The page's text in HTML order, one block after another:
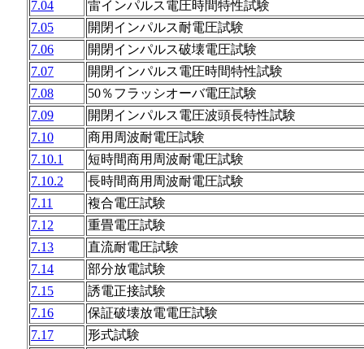
7.04
雷インパルス電圧時間特性試験
7.05
開閉インパルス耐電圧試験
7.06
開閉インパルス破壊電圧試験
7.07
開閉インパルス電圧時間特性試験
7.08
50％フラッシオーバ電圧試験
7.09
開閉インパルス電圧波頭長特性試験
7.10
商用周波耐電圧試験
7.10.1
短時間商用周波耐電圧試験
7.10.2
長時間商用周波耐電圧試験
7.11
複合電圧試験
7.12
重畳電圧試験
7.13
直流耐電圧試験
7.14
部分放電試験
7.15
誘電正接試験
7.16
保証破壊放電電圧試験
7.17
形式試験